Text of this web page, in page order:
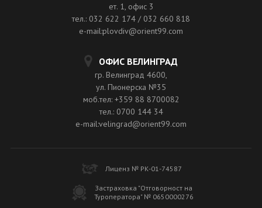
ет. 1, офис 3
тел.: 032 622 174 / 032 660 818
e-mail:plovdiv@orient99.com
ОФИС ВЕЛИНГРАД
гр. Велинград 4600,
ул. Пионерска №35
моб.тел: +359 88 8700082
тел.: 0700 144 34
e-mail:velingrad@orient99.com
Лиценз № РК-01-74587
Застраховка "Отговорност на
Туроператора" № 0650000276